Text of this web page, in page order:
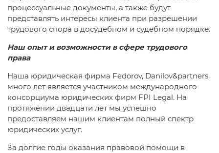
процессуальные документы, а также будут
представлять интересы клиента при разрешении
трудового спора в досудебном и судебном порядке.
Наш опыт и возможности в сфере трудового
права
Наша юридическая фирма Fedorov, Danilov&partners
много лет является участником международного
консорциума юридических фирм FPI Legal. На
протяжении двадцати лет мы успешно
предоставляем нашим клиентам полный спектр
юридических услуг.
За долгие годы оказания правовой помощи в